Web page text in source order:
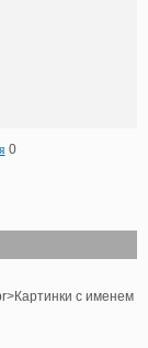
0
с именем